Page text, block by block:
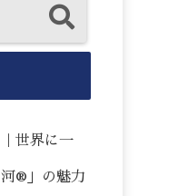
世界に一
®」の魅力